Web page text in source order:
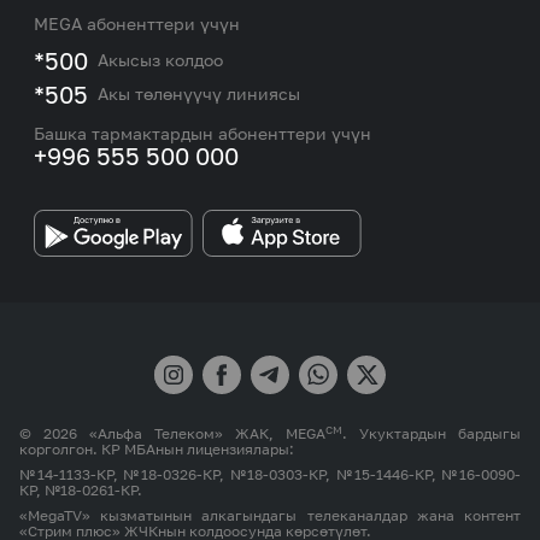
Номерди тандоо
M2M
Корпоративдик жана VIP кардарлар менен иштөө
боюнча бөлүмдүн кызматкерлеринин байланыш
маалыматтары.
Жаңылыктар
Тармакты камтуу картасы жана тейлөө борборлору
MEGAда иште
MEGA бренди
MEGA абоненттери үчүн
*500 Акысыз колдоо
*505 Акы төлөнүүчү линиясы
Башка тармактардын абоненттери үчүн
+996 555 500 000
© 2026 «Альфа Телеком» ЖАК, MEGAСМ. Укуктардын бардыгы
корголгон. КР МБАнын лицензиялары:
№14-1133-КР, №18-0326-КР, №18-0303-КР, №15-1446-КР, №16-0090-
КР, №18-0261-КР.
«MegaTV» кызматынын алкагындагы телеканалдар жана контент
«Стрим плюс» ЖЧКнын колдоосунда көрсөтүлөт.